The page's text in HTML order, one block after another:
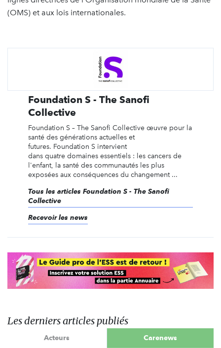
(OMS) et aux lois internationales.
Foundation S - The Sanofi
Collective
Foundation S – The Sanofi Collective œuvre pour la
santé des générations actuelles et
futures. Foundation S intervient
dans quatre domaines essentiels : les cancers de
l'enfant, la santé des communautés les plus
exposées aux conséquences du changement ...
Tous les articles Foundation S - The Sanofi
Collective
Recevoir les news
Les derniers articles publiés
Acteurs Carenews